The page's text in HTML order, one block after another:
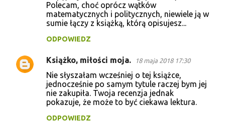
Polecam, choć oprócz wątków
matematycznych i politycznych, niewiele ją w
sumie łączy z książką, którą opisujesz...
ODPOWIEDZ
Książko, miłości moja. 18 maja 2018 17:30
Nie słyszałam wcześniej o tej książce,
jednocześnie po samym tytule raczej bym jej
nie zakupiła. Twoja recenzja jednak
pokazuje, że może to być ciekawa lektura.
ODPOWIEDZ